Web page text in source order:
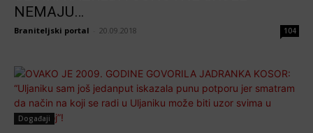
NEMAJU…
Braniteljski portal 20.09.2018 104
Događaji